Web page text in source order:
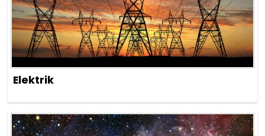
Elektrik